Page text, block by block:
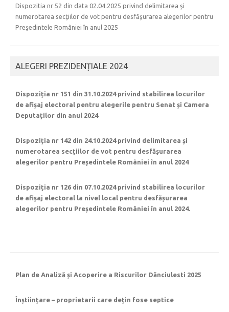
Dispozitia nr 52 din data 02.04.2025 privind delimitarea şi
numerotarea secţiilor de vot pentru desfăşurarea alegerilor pentru
Preşedintele României în anul 2025
ALEGERI PREZIDENȚIALE 2024
Dispoziția nr 151 din 31.10.2024 privind stabilirea locurilor
de afișaj electoral pentru alegerile pentru Senat și Camera
Deputaților din anul 2024
Dispoziția nr 142 din 24.10.2024 privind delimitarea și
numerotarea secțiilor de vot pentru desfășurarea
alegerilor pentru Președintele României în anul 2024
Dispoziția nr 126 din 07.10.2024 privind stabilirea locurilor
de afișaj electoral la nivel local pentru desfășurarea
alegerilor pentru Președintele României în anul 2024.
Plan de Analiză și Acoperire a Riscurilor Dănciulesti 2025
Înștiințare – proprietarii care dețin fose septice